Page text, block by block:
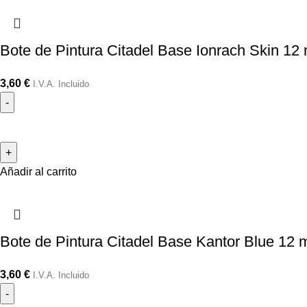
Bote de Pintura Citadel Base Ionrach Skin 12
3,60 € I.V.A. Incluido
Añadir al carrito
Bote de Pintura Citadel Base Kantor Blue 12
3,60 € I.V.A. Incluido